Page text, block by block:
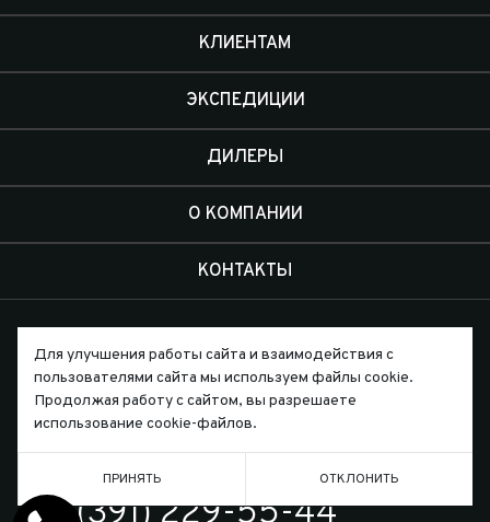
КЛИЕНТАМ
ЭКСПЕДИЦИИ
ДИЛЕРЫ
О КОМПАНИИ
КОНТАКТЫ
Письмо директору
ТЕЛЕФОН
Для улучшения работы сайта и взаимодействия с
пользователями сайта мы используем файлы cookie.
Продолжая работу с сайтом, вы разрешаете
использование cookie-файлов.
ПРИНЯТЬ ОТКЛОНИТЬ